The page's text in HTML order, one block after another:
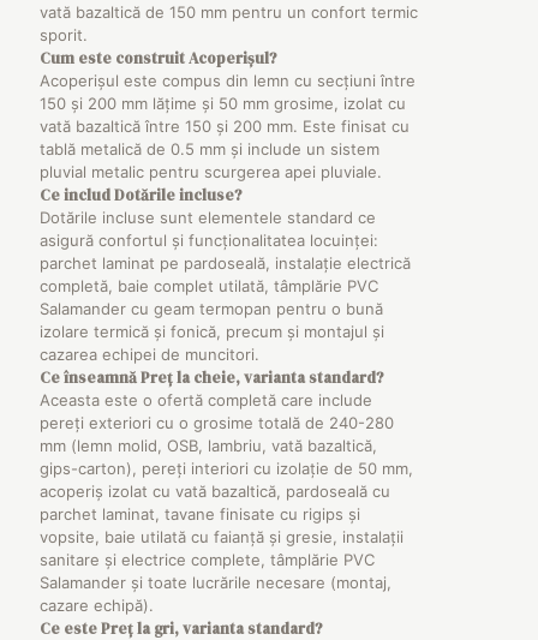
vată bazaltică de 150 mm pentru un confort termic
sporit.
Cum este construitAcoperișul?
Acoperișul este compus din lemn cu secțiuni între
150 și 200 mm lățime și 50 mm grosime, izolat cu
vată bazaltică între 150 și 200 mm. Este finisat cu
tablă metalică de 0.5 mm și include un sistem
pluvial metalic pentru scurgerea apei pluviale.
Ce includDotările incluse?
Dotările incluse sunt elementele standard ce
asigură confortul și funcționalitatea locuinței:
parchet laminat pe pardoseală, instalație electrică
completă, baie complet utilată, tâmplărie PVC
Salamander cu geam termopan pentru o bună
izolare termică și fonică, precum și montajul și
cazarea echipei de muncitori.
Ce înseamnăPreț la cheie, varianta standard?
Aceasta este o ofertă completă care include
pereți exteriori cu o grosime totală de 240-280
mm (lemn molid, OSB, lambriu, vată bazaltică,
gips-carton), pereți interiori cu izolație de 50 mm,
acoperiș izolat cu vată bazaltică, pardoseală cu
parchet laminat, tavane finisate cu rigips și
vopsite, baie utilată cu faianță și gresie, instalații
sanitare și electrice complete, tâmplărie PVC
Salamander și toate lucrările necesare (montaj,
cazare echipă).
Ce estePreț la gri, varianta standard?